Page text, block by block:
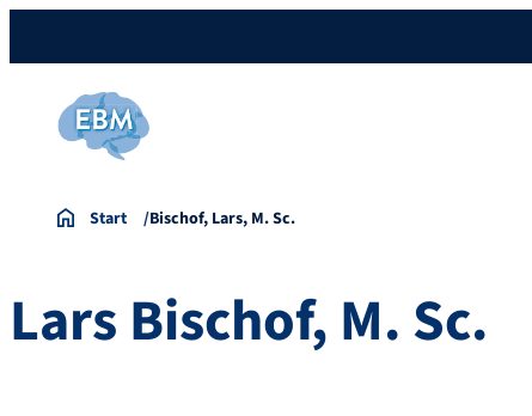
Start Bischof, Lars, M. Sc.
Lars Bischof, M. Sc.